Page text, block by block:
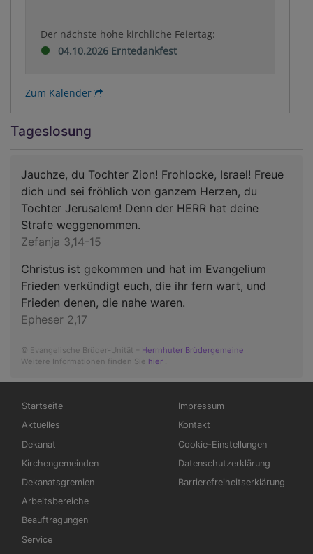
Der nächste hohe kirchliche Feiertag:
04.10.2026 Erntedankfest
Zum Kalender
Tageslosung
Jauchze, du Tochter Zion! Frohlocke, Israel! Freue
dich und sei fröhlich von ganzem Herzen, du
Tochter Jerusalem! Denn der HERR hat deine
Strafe weggenommen.
Zefanja 3,14-15
Christus ist gekommen und hat im Evangelium
Frieden verkündigt euch, die ihr fern wart, und
Frieden denen, die nahe waren.
Epheser 2,17
© Evangelische Brüder-Unität – Herrnhuter Brüdergemeine
Weitere Informationen finden Sie hier .
Hauptnavigation
Startseite
Aktuelles
Dekanat
Kirchengemeinden
Dekanatsgremien
Arbeitsbereiche
Beauftragungen
Service
Fußbereichsmenü
Impressum
Kontakt
Cookie-Einstellungen
Datenschutzerklärung
Barrierefreiheitserklärung